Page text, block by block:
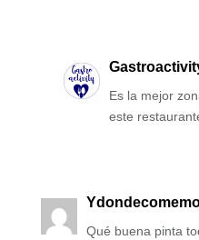
Es la mejor
este
Qué buena pinta